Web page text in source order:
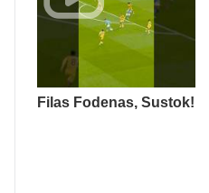
Filas Fodenas, Sustok!